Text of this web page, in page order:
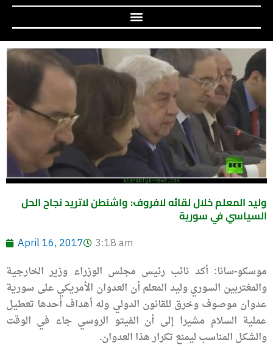
وليد المعلم خلال لقائه لافروف: واشنطن لاتريد نجاح الحل
السياسي في سورية
April 16, 2017 3:18 am
موسكو-سانا: أكد نائب رئيس مجلس الوزراء وزير الخارجية
والمغتربين السوري وليد المعلم أن العدوان الأمريكي على سورية
عدوان موصوف وخرق للقانون الدولي وله أهداف أحدها تعطيل
عملية السلام مشيرا إلى أن الفيتو الروسي جاء في الوقت
والشكل المناسب ليمنع تكرار هذا العدوان.